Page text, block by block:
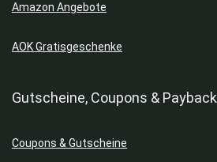
Amazon Angebote
AOK Gratisgeschenke
Gutscheine, Coupons & Payback
Coupons & Gutscheine